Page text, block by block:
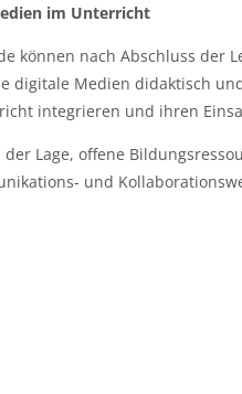
im Unterricht
können nach Abschluss der
digitale Medien didaktisch
integrieren und ihren
der Lage, offene
und